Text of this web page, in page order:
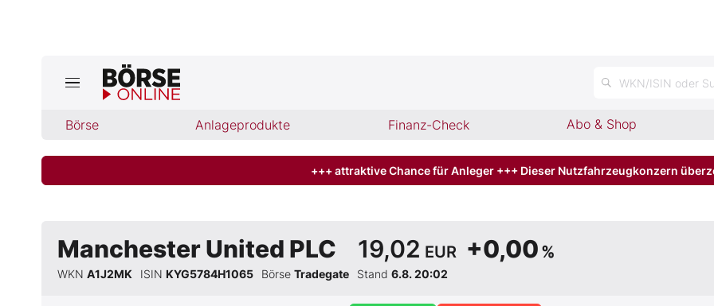
WKN/ISIN oder
Börse Anlageprodukte Finanz-Check Abo & Shop
Jetzt aktuelle Ausgabe BÖRSE ONLINE lesen
Finanz-Check
+++ attraktive Chance für Anleger +++ Dieser Nutzfahrzeugkonzern
Manchester United PLC +0,00 %
19,02 EUR
WKN A1J2MK ISIN KYG5784H1065 Börse Tradegate Stand 6.8. 20:02